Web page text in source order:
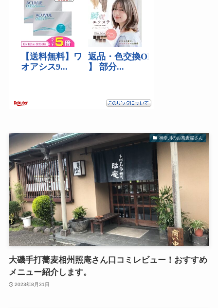
神奈川のお蕎麦屋さん
大磯手打蕎麦相州照庵さん口コミレビュー！おすすめ
メニュー紹介します。
2023年8月31日